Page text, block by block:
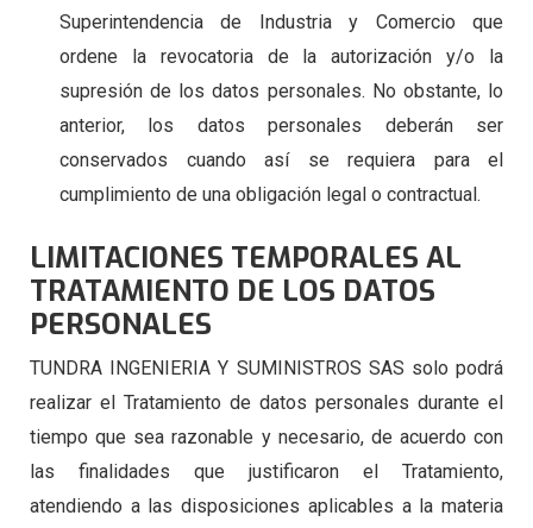
Superintendencia de Industria y Comercio que
ordene la revocatoria de la autorización y/o la
supresión de los datos personales. No obstante, lo
anterior, los datos personales deberán ser
conservados cuando así se requiera para el
cumplimiento de una obligación legal o contractual.
LIMITACIONES TEMPORALES AL
TRATAMIENTO DE LOS DATOS
PERSONALES
TUNDRA INGENIERIA Y SUMINISTROS SAS solo podrá
realizar el Tratamiento de datos personales durante el
tiempo que sea razonable y necesario, de acuerdo con
las finalidades que justificaron el Tratamiento,
atendiendo a las disposiciones aplicables a la materia